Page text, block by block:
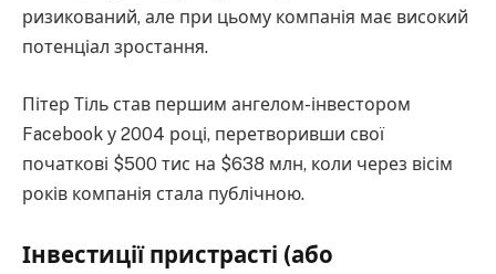
ризикований, але при цьому компанія має високий
потенціал зростання.
Пітер Тіль став першим ангелом-інвестором
Facebook у 2004 році, перетворивши свої
початкові $500 тис на $638 млн, коли через вісім
років компанія стала публічною.
Інвестиції пристрасті (або